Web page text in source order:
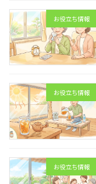
お役立ち情報
お役立ち情報
お役立ち情報